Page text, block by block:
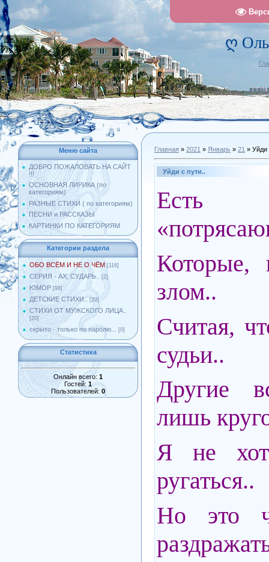
ღ
Меню сайта
ДОБРО ПОЖАЛОВАТЬ НА САЙТ
!!!
ОСНОВНАЯ ЛИРИКА (по
категориям)
РАЗНЫЕ СТИХИ ( по категориям)
ПЕСНИ и РАССКАЗЫ
КАРТИНКИ ПО КАТЕГОРИЯМ
Категории раздела
ОБО ВСЁМ И НЕ О ЧЁМ [116]
СЕРИЯ - АХ, СУДАРЬ.. [2]
ЮМОР [98]
ДЕТСКИЕ СТИХИ.. [29]
СТИХИ ОТ МУЖСКОГО ЛИЦА..
[20]
скрыто - только по паролю... [0]
Статистика
Онлайн всего: 1
Гостей: 1
Пользователей: 0
Главная » 2021 » Январь » 21 » Уйди
Уйди с пути..
Которые,
злом..
Считая,
судьи..
Другие
лишь
Я не
ругаться..
Но это